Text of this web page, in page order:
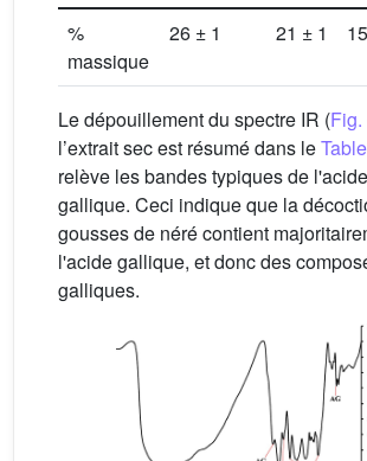
%
massique
26 ± 1 21 ± 1
Le dépouillement du spectre IR (Fig.
l’extrait sec est résumé dans le
relève les bandes typiques de l'acide
gallique. Ceci indique que la
gousses de néré contient
l'acide gallique, et donc des
galliques.